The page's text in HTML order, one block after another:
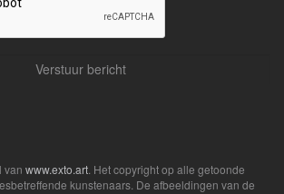
van www.exto.art . Het copyright op alle getoonde
kunstenaars. De afbeeldingen van de